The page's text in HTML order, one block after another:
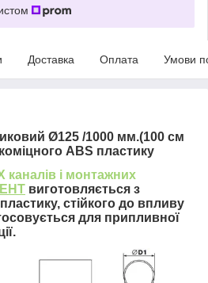
Доставка Оплата Умови
Ø125 /1000 мм.(100 см
ABS пластику
і монтажних
виготовляється з
стійкого до впливу
для припливної